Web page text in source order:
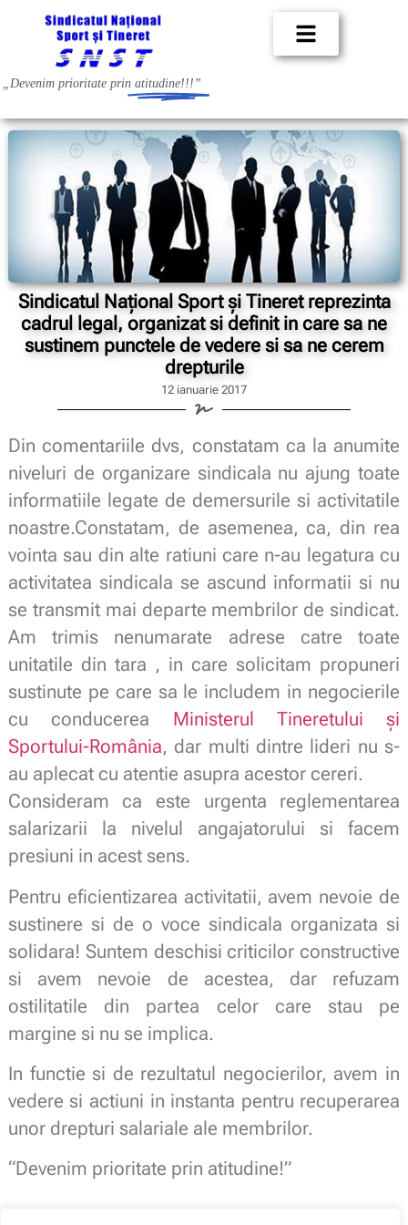
„Devenim prioritate prin atitudine!!!”
Sindicatul Naţional Sport şi Tineret reprezinta
cadrul legal, organizat si definit in care sa ne
sustinem punctele de vedere si sa ne cerem
drepturile
12 ianuarie 2017
Din comentariile dvs, constatam ca la anumite
niveluri de organizare sindicala nu ajung toate
informatiile legate de demersurile si activitatile
noastre.Constatam, de asemenea, ca, din rea
vointa sau din alte ratiuni care n-au legatura cu
activitatea sindicala se ascund informatii si nu
se transmit mai departe membrilor de sindicat.
Am trimis nenumarate adrese catre toate
unitatile din tara , in care solicitam propuneri
sustinute pe care sa le includem in negocierile
cu conducerea Ministerul Tineretului și
Sportului-România, dar multi dintre lideri nu s-
au aplecat cu atentie asupra acestor cereri.
Consideram ca este urgenta reglementarea
salarizarii la nivelul angajatorului si facem
presiuni in acest sens.
Pentru eficientizarea activitatii, avem nevoie de
sustinere si de o voce sindicala organizata si
solidara! Suntem deschisi criticilor constructive
si avem nevoie de acestea, dar refuzam
ostilitatile din partea celor care stau pe
margine si nu se implica.
In functie si de rezultatul negocierilor, avem in
vedere si actiuni in instanta pentru recuperarea
unor drepturi salariale ale membrilor.
“Devenim prioritate prin atitudine!”